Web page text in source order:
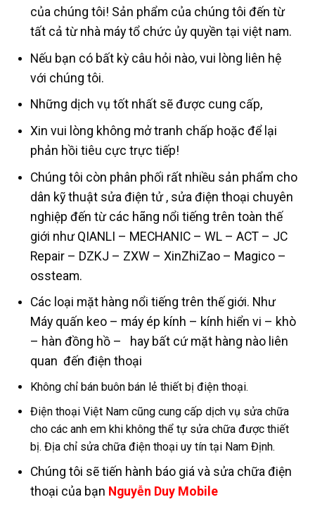
của chúng tôi! Sản phẩm của chúng tôi đến từ
tất cả từ nhà máy tổ chức ủy quyền tại việt nam.
Nếu bạn có bất kỳ câu hỏi nào, vui lòng liên hệ
với chúng tôi.
Những dịch vụ tốt nhất sẽ được cung cấp,
Xin vui lòng không mở tranh chấp hoặc để lại
phản hồi tiêu cực trực tiếp!
Chúng tôi còn phân phối rất nhiều sản phẩm cho
dân kỹ thuật sửa điện tử , sửa điện thoại chuyên
nghiệp đến từ các hãng nổi tiếng trên toàn thế
giới như QIANLI – MECHANIC – WL – ACT – JC
Repair – DZKJ – ZXW – XinZhiZao – Magico –
ossteam.
Các loại mặt hàng nổi tiếng trên thế giới. Như
Máy quấn keo – máy ép kính – kính hiển vi – khò
– hàn đồng hồ – hay bất cứ mặt hàng nào liên
quan đến điện thoại
Không chỉ bán buôn bán lẻ thiết bị điện thoại.
Điện thoại Việt Nam cũng cung cấp dịch vụ sửa chữa
cho các anh em khi không thể tự sửa chữa được thiết
bị. Địa chỉ sửa chữa điện thoại uy tín tại Nam Định.
Chúng tôi sẽ tiến hành báo giá và sửa chữa điện
thoại của bạn Nguyễn Duy Mobile